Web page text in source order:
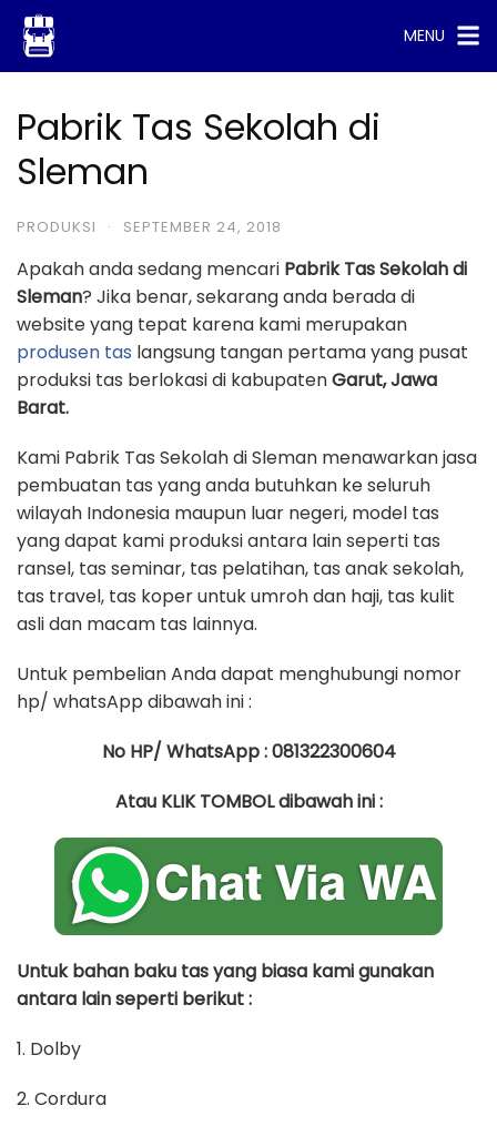
Skip
content
MENU
Pabrik Tas Sekolah di
Sleman
PRODUKSI · SEPTEMBER 24, 2018
Apakah anda sedang mencari Pabrik Tas Sekolah di
Sleman? Jika benar, sekarang anda berada di
website yang tepat karena kami merupakan
produsen tas langsung tangan pertama yang pusat
produksi tas berlokasi di kabupatenGarut, Jawa
Barat.
Kami Pabrik Tas Sekolah di Sleman menawarkan jasa
pembuatan tas yang anda butuhkan ke seluruh
wilayah Indonesia maupun luar negeri, model tas
yang dapat kami produksi antara lain seperti tas
ransel, tas seminar, tas pelatihan, tas anak sekolah,
tas travel, tas koper untuk umroh dan haji, tas kulit
asli dan macam tas lainnya.
Untuk pembelian Anda dapat menghubungi nomor
hp/ whatsApp dibawah ini :
No HP/ WhatsApp : 081322300604
Atau KLIK TOMBOL dibawah ini :
Untuk bahan baku tas yang biasa kami gunakan
antara lain seperti berikut :
1. Dolby
2. Cordura